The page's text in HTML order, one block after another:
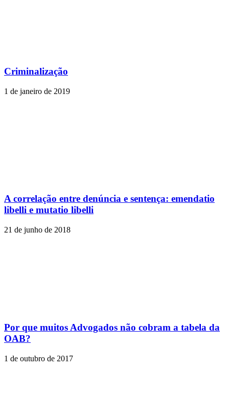
Criminalização
1 de janeiro de 2019
A correlação entre denúncia e sentença: emendatio
libelli e mutatio libelli
21 de junho de 2018
Por que muitos Advogados não cobram a tabela da
OAB?
1 de outubro de 2017